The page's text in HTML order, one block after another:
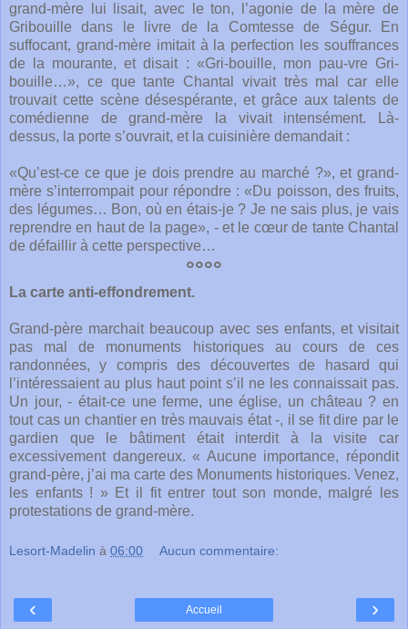
grand-mère lui lisait, avec le ton, l’agonie de la mère de
Gribouille dans le livre de la Comtesse de Ségur. En
suffocant, grand-mère imitait à la perfection les souffrances
de la mourante, et disait : «Gri-bouille, mon pau-vre Gri-
bouille…», ce que tante Chantal vivait très mal car elle
trouvait cette scène désespérante, et grâce aux talents de
comédienne de grand-mère la vivait intensément. Là-
dessus, la porte s’ouvrait, et la cuisinière demandait :
«Qu’est-ce ce que je dois prendre au marché ?», et grand-
mère s’interrompait pour répondre : «Du poisson, des fruits,
des légumes… Bon, où en étais-je ? Je ne sais plus, je vais
reprendre en haut de la page», - et le cœur de tante Chantal
de défaillir à cette perspective…
°°°°
La carte anti-effondrement.
Grand-père marchait beaucoup avec ses enfants, et visitait
pas mal de monuments historiques au cours de ces
randonnées, y compris des découvertes de hasard qui
l’intéressaient au plus haut point s’il ne les connaissait pas.
Un jour, - était-ce une ferme, une église, un château ? en
tout cas un chantier en très mauvais état -, il se fit dire par le
gardien que le bâtiment était interdit à la visite car
excessivement dangereux. « Aucune importance, répondit
grand-père, j’ai ma carte des Monuments historiques. Venez,
les enfants ! » Et il fit entrer tout son monde, malgré les
protestations de grand-mère.
Lesort-Madelin à 06:00 Aucun commentaire:
‹ ›
Accueil